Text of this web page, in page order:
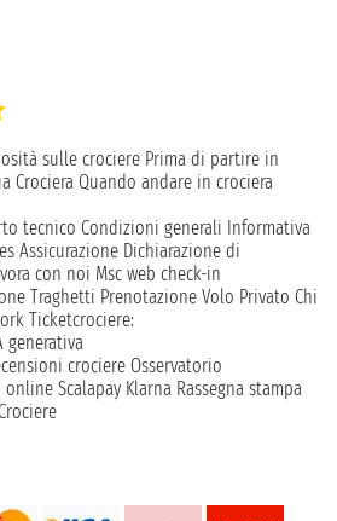
sulle crociere Prima di partire in
Crociera Quando andare in crociera
tecnico Condizioni generali Informativa
Assicurazione Dichiarazione di
con noi Msc web check-in
Traghetti Prenotazione Volo Privato Chi
Ticketcrociere:
generativa
crociere Osservatorio
online Scalapay Klarna Rassegna stampa